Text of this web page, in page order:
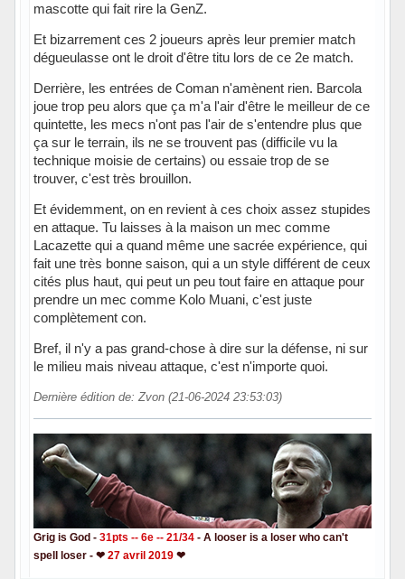
mascotte qui fait rire la GenZ.
Et bizarrement ces 2 joueurs après leur premier match
dégueulasse ont le droit d'être titu lors de ce 2e match.
Derrière, les entrées de Coman n'amènent rien. Barcola
joue trop peu alors que ça m'a l'air d'être le meilleur de ce
quintette, les mecs n'ont pas l'air de s'entendre plus que
ça sur le terrain, ils ne se trouvent pas (difficile vu la
technique moisie de certains) ou essaie trop de se
trouver, c'est très brouillon.
Et évidemment, on en revient à ces choix assez stupides
en attaque. Tu laisses à la maison un mec comme
Lacazette qui a quand même une sacrée expérience, qui
fait une très bonne saison, qui a un style différent de ceux
cités plus haut, qui peut un peu tout faire en attaque pour
prendre un mec comme Kolo Muani, c'est juste
complètement con.
Bref, il n'y a pas grand-chose à dire sur la défense, ni sur
le milieu mais niveau attaque, c'est n'importe quoi.
Dernière édition de: Zvon (21-06-2024 23:53:03)
Grig is God - 31pts -- 6e -- 21/34 - A looser is a loser who can't
spell loser - ❤ 27 avril 2019❤